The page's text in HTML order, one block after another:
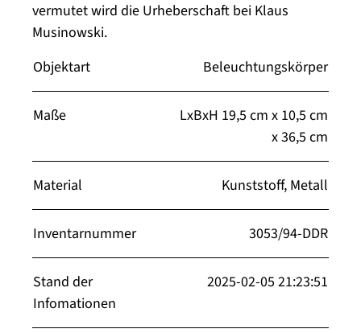
vermutet wird die Urheberschaft bei Klaus
Musinowski.
Objektart
Beleuchtungskörper
Maße
LxBxH 19,5 cm x 10,5 cm
x 36,5 cm
Material Kunststoff, Metall
Inventarnummer 3053/94-DDR
Stand der
Infomationen
2025-02-05 21:23:51